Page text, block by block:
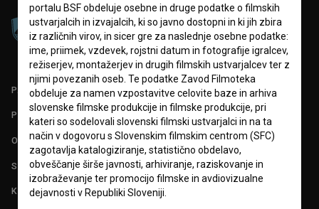
PARTNERJI
POGOJI UPORABE
O PROJEKTU
STATISTIKA
KONTAKT
portalu BSF obdeluje osebne in druge podatke o filmskih
ustvarjalcih in izvajalcih, ki so javno dostopni in ki jih zbira
iz različnih virov, in sicer gre za naslednje osebne podatke:
ime, priimek, vzdevek, rojstni datum in fotografije igralcev,
režiserjev, montažerjev in drugih filmskih ustvarjalcev ter z
njimi povezanih oseb. Te podatke Zavod Filmoteka
obdeluje za namen vzpostavitve celovite baze in arhiva
slovenske filmske produkcije in filmske produkcije, pri
kateri so sodelovali slovenski filmski ustvarjalci in na ta
način v dogovoru s Slovenskim filmskim centrom (SFC)
zagotavlja katalogiziranje, statistično obdelavo,
obveščanje širše javnosti, arhiviranje, raziskovanje in
izobraževanje ter promocijo filmske in avdiovizualne
dejavnosti v Republiki Sloveniji.